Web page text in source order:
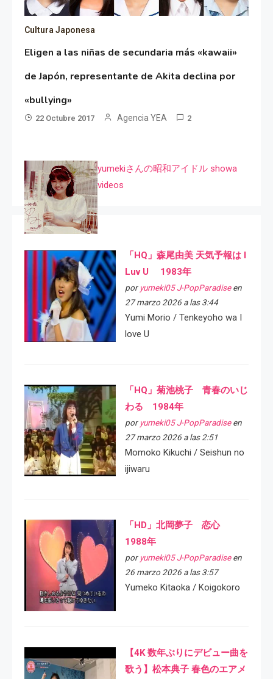
Cultura Japonesa
Eligen a las niñas de secundaria más «kawaii»
de Japón, representante de Akita declina por
«bullying»
22 Octubre 2017 Agencia YEA 2
yumekiさんの昭和アイドル showa
videos
「HQ」森尾由美 天気予報は I
Luv U 1983年
por yumeki05 J-PopParadiseen
27 marzo 2026 a las 3:44
Yumi Morio / Tenkeyoho wa I
love U
「HQ」菊池桃子 青春のいじ
わる 1984年
por yumeki05 J-PopParadiseen
27 marzo 2026 a las 2:51
Momoko Kikuchi / Seishun no
ijiwaru
「HD」北岡夢子 恋心
1988年
por yumeki05 J-PopParadiseen
26 marzo 2026 a las 3:57
Yumeko Kitaoka / Koigokoro
【4K 数年ぶりにデビュー曲を
歌う】松本典子 春色のエアメ